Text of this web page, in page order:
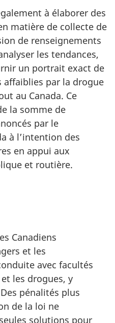
à élaborer des
matière de collecte de
de renseignements
les tendances,
un portrait exact de
affaiblies par la drogue
au Canada. Ce
la somme de
par le
à l’intention des
en appui aux
et routière.
Canadiens
et les
avec facultés
les drogues, y
pénalités plus
de la loi ne
solutions pour